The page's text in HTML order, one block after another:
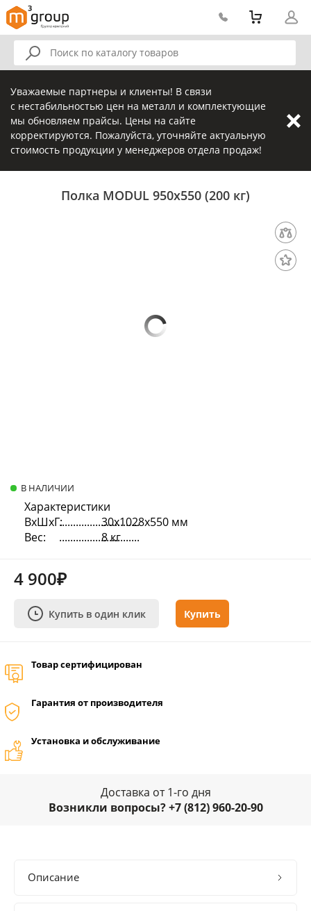
Уважаемые партнеры и клиенты! В связи
с нестабильностью цен на металл и комплектующие
мы обновляем прайсы. Цены на сайте
корректируются. Пожалуйста, уточняйте актуальную
стоимость продукции у менеджеров отдела продаж!
Полка MODUL 950х550 (200 кг)
В НАЛИЧИИ
Характеристики
ВхШхГ:
30х1028х550 мм
Вес:
8 кг
4 900₽
Купить в один клик Купить
Товар сертифицирован
Гарантия от производителя
Установка и обслуживание
Доставка от 1-го дня
Возникли вопросы? +7 (812) 960-20-90
Описание